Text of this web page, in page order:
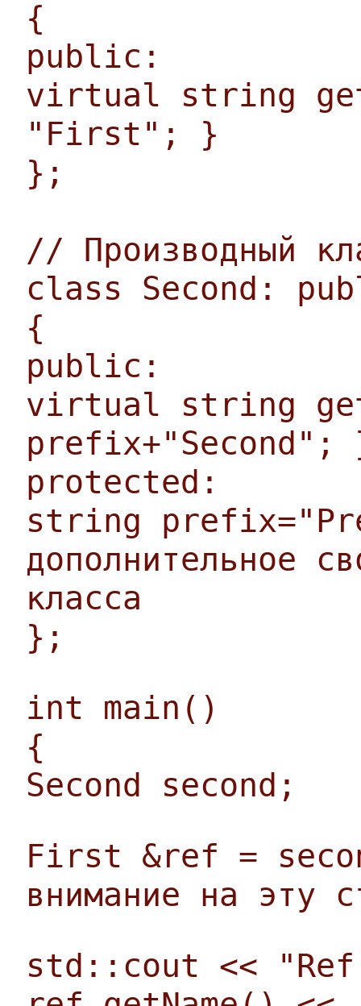
{
public:
virtual string
"First"; }
};
// Производный
class Second:
{
public:
virtual string
prefix+"Second";
protected:
string
дополнительное
класса
};
int main()
{
Second second;
First &ref =
внимание на эту
std::cout <<